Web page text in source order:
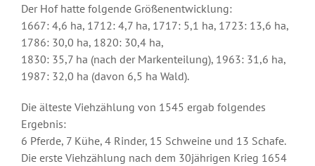
Der Hof hatte folgende Größenentwicklung:
1667: 4,6 ha, 1712: 4,7 ha, 1717: 5,1 ha, 1723: 13,6 ha,
1786: 30,0 ha, 1820: 30,4 ha,
1830: 35,7 ha (nach der Markenteilung), 1963: 31,6 ha,
1987: 32,0 ha (davon 6,5 ha Wald).
Die älteste Viehzählung von 1545 ergab folgendes
Ergebnis:
6 Pferde, 7 Kühe, 4 Rinder, 15 Schweine und 13 Schafe.
Die erste Viehzählung nach dem 30jährigen Krieg 1654